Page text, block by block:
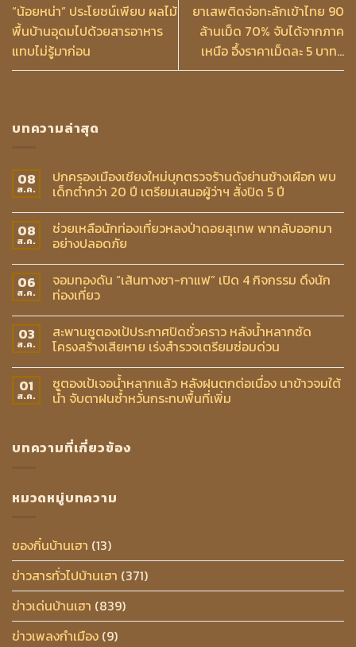
“น้อยหน่า” ประโยชน์เพียบ ผลไม้
พื้นบ้านอุดมไปด้วยสารอาหาร
แทบไม่รู้มาก่อน
ยาเสพติดจ่อทะลักเข้าไทย 90
ล้านเม็ด 70% จับได้จากภาค
เหนือ อึ้งราคาเม็ดละ 5 บาท…
บทความล่าสุด
08
ส.ค.
ปกครองเมืองเชียงใหม่บุกตรวจร้านดังย่านช้างเผือก พบ
เด็กต่ำกว่า 20 ปี เตรียมเสนอผู้ว่าฯ สั่งปิด 5 ปี
08
ส.ค.
ช่วยเหลือนักท่องเที่ยวหลงป่าดอยสุเทพ พากลับออกมา
อย่างปลอดภัย
06
ส.ค.
จอมทองดัน “เส้นทางชา-กาแฟ” เปิด 4 กิจกรรม ดึงนัก
ท่องเที่ยว
03
ส.ค.
สะพานซูตองเป้ประกาศปิดชั่วคราว หลังน้ำหลากซัด
โครงสร้างเสียหาย เร่งสำรวจเตรียมซ่อมด่วน
01
ส.ค.
ซูตองเป้เจอน้ำหลากแล้ว หลังฝนตกต่อเนื่อง นาข้าวจมใต้
น้ำ จับตาฝนซ้ำหวั่นกระทบพื้นที่เพิ่ม
บทความที่เกี่ยวข้อง
หมวดหมู่บทความ
ของกิ๋นบ้านเฮา (13)
ข่าวสารทั่วไปบ้านเฮา (371)
ข่าวเด่นบ้านเฮา (839)
ข่าวเพลงกำเมือง (9)